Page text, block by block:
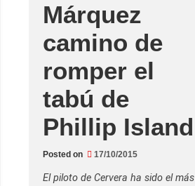
Márquez
camino de
romper el
tabú de
Phillip Island
Posted on 17/10/2015
El piloto de Cervera ha sido el más